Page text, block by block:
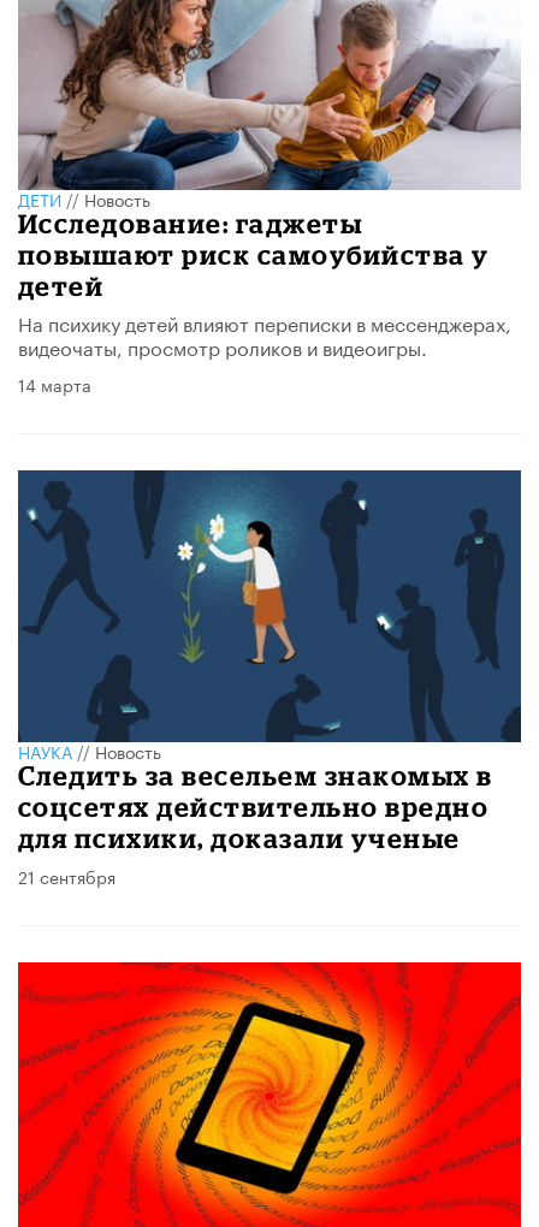
ДЕТИ//Новость
Исследование: гаджеты
повышают риск самоубийства у
детей
На психику детей влияют переписки в мессенджерах,
видеочаты, просмотр роликов и видеоигры.
14 марта
НАУКА//Новость
Следить за весельем знакомых в
соцсетях действительно вредно
для психики, доказали ученые
21 сентября